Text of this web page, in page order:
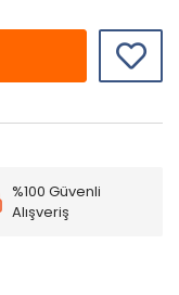
%100 Güvenli
Alışveriş